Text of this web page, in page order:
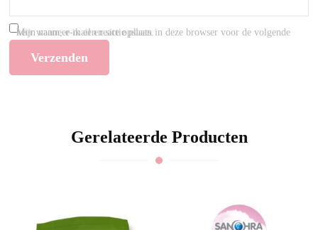
Mijn naam, e-mail en site opslaan in deze browser voor de volgende keer wanneer ik een reactie plaats.
Gerelateerde Producten